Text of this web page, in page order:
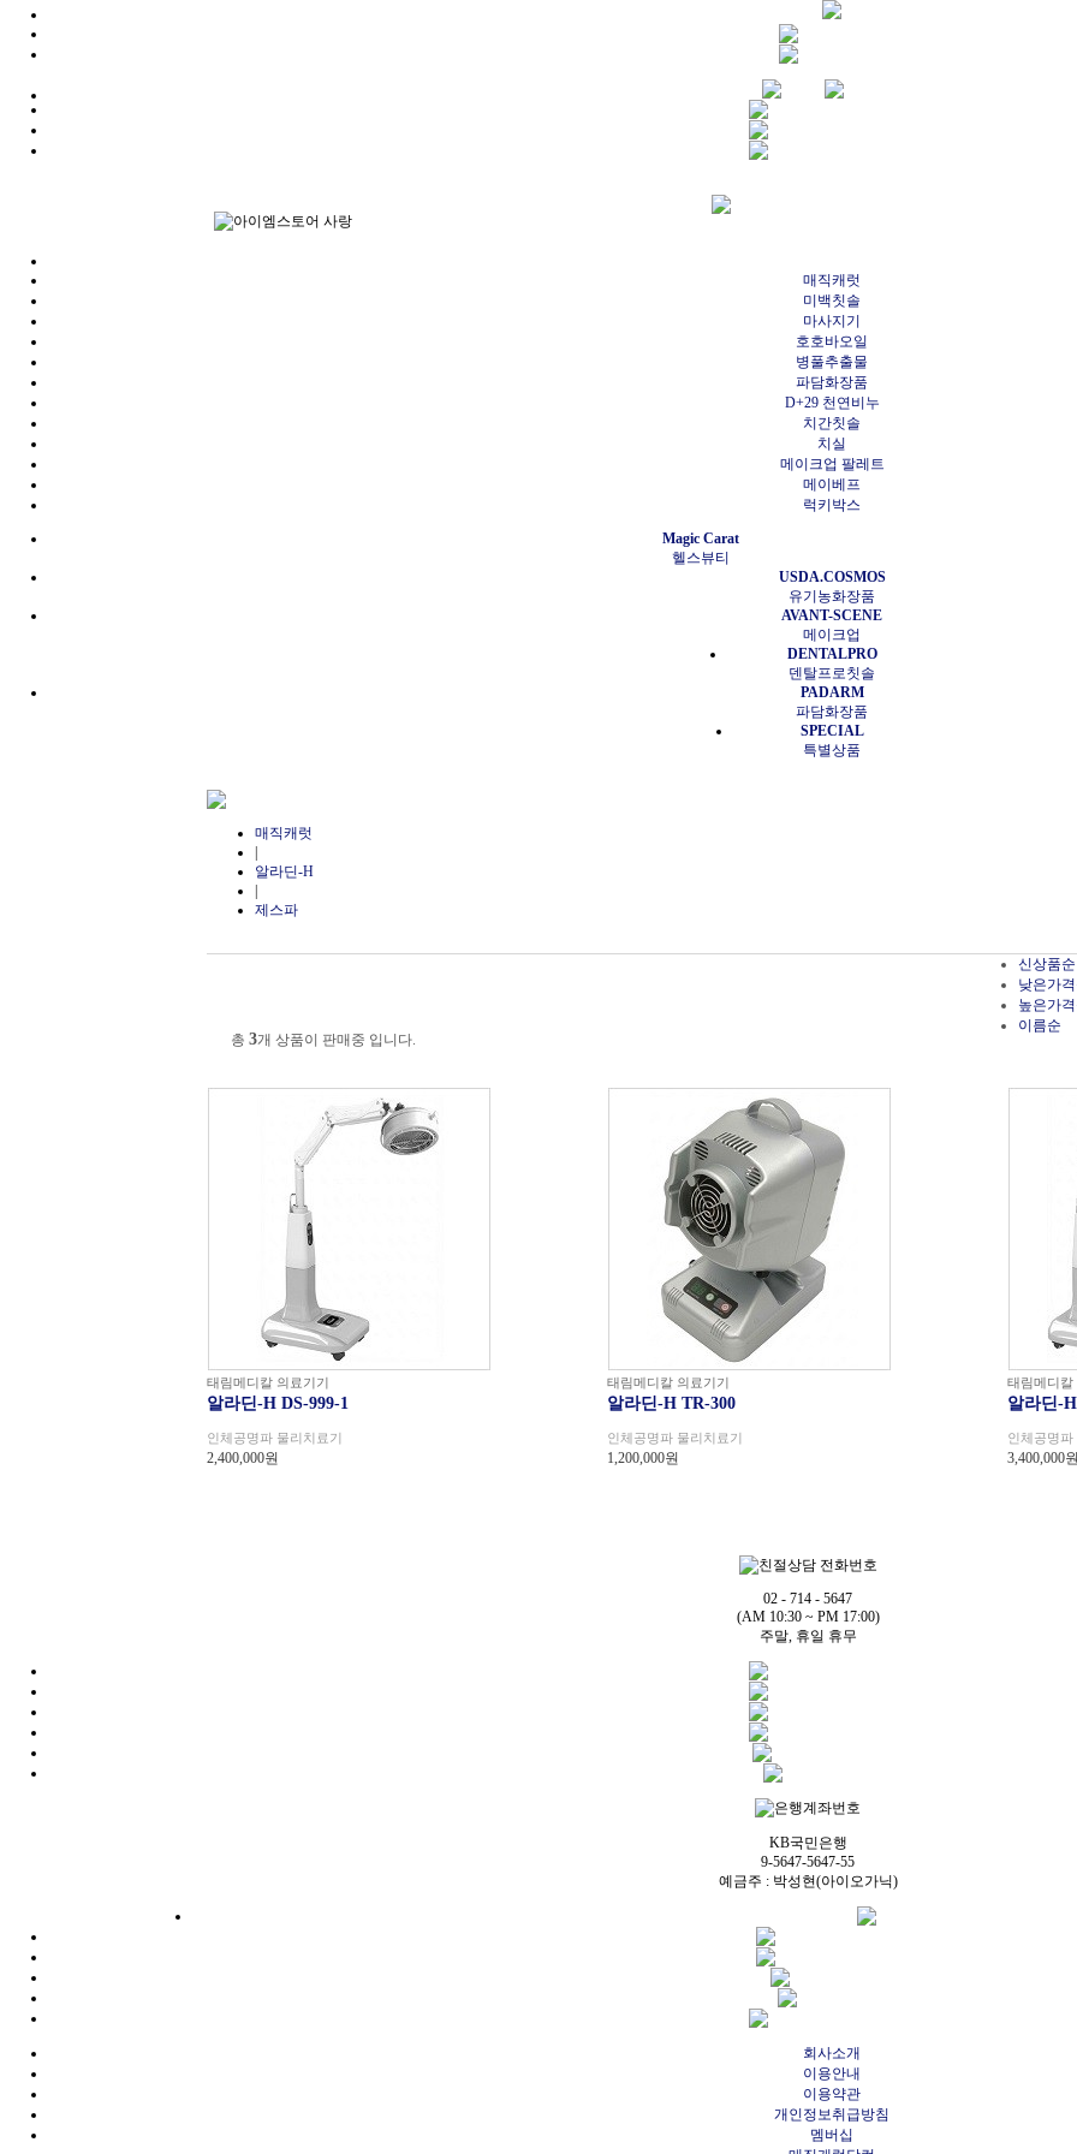
매직캐럿
미백칫솔
마사지기
호호바오일
병풀추출물
파담화장품
D+29 천연비누
치간칫솔
치실
메이크업 팔레트
메이베프
럭키박스
Magic Carat
헬스뷰티
USDA.COSMOS
유기농화장품
AVANT-SCENE
메이크업
DENTALPRO
덴탈프로칫솔
PADARM
파담화장품
SPECIAL
특별상품
매직캐럿
알라딘-H
제스파
총 3개 상품이 판매중 입니다.
신상품순
낮은가
높은가
이름순
태림메디칼 의료기기
알라딘-H DS-999-1
인체공명파 물리치료기
2,400,000원
태림메디칼 의료기기
알라딘-H TR-300
인체공명파 물리치료기
1,200,000원
태림메디칼
알라딘-
인체공명
3,400,000
02 - 714 - 5647
(AM 10:30 ~ PM 17:00)
주말, 휴일 휴무
KB국민은행
9-5647-5647-55
예금주 : 박성현(아이오가닉)
회사소개
이용안내
이용약관
개인정보취급방침
멤버십